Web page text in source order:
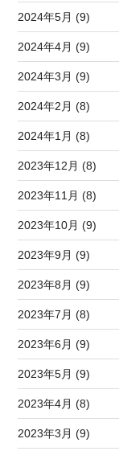
2024年5月 (9)
2024年4月 (9)
2024年3月 (9)
2024年2月 (8)
2024年1月 (8)
2023年12月 (8)
2023年11月 (8)
2023年10月 (9)
2023年9月 (9)
2023年8月 (9)
2023年7月 (8)
2023年6月 (9)
2023年5月 (9)
2023年4月 (8)
2023年3月 (9)